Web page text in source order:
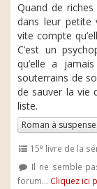
Quand de
dans leur petite
vite compte
C’est un
qu’elle a
souterrains de
de sauver la vie
liste.
Roman à suspense
15e livre de la
Il ne semble
forum... Cliquez ici